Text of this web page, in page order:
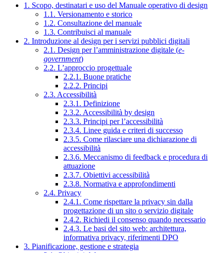
1. Scopo, destinatari e uso del Manuale operativo di design
1.1. Versionamento e storico
1.2. Consultazione del manuale
1.3. Contribuisci al manuale
2. Introduzione al design per i servizi pubblici digitali
2.1. Design per l’amministrazione digitale (e-
government)
2.2. L’approccio progettuale
2.2.1. Buone pratiche
2.2.2. Principi
2.3. Accessibilità
2.3.1. Definizione
2.3.2. Accessibilità by design
2.3.3. Principi per l’accessibilità
2.3.4. Linee guida e criteri di successo
2.3.5. Come rilasciare una dichiarazione di
accessibilità
2.3.6. Meccanismo di feedback e procedura di
attuazione
2.3.7. Obiettivi accessibilità
2.3.8. Normativa e approfondimenti
2.4. Privacy
2.4.1. Come rispettare la privacy sin dalla
progettazione di un sito o servizio digitale
2.4.2. Richiedi il consenso quando necessario
2.4.3. Le basi del sito web: architettura,
informativa privacy, riferimenti DPO
3. Pianificazione, gestione e strategia